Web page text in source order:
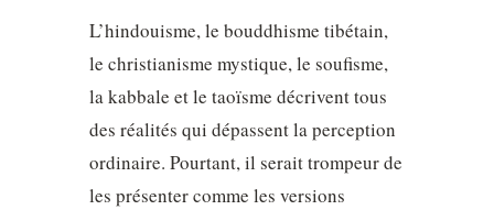
L’hindouisme, le bouddhisme tibétain,
le christianisme mystique, le soufisme,
la kabbale et le taoïsme décrivent tous
des réalités qui dépassent la perception
ordinaire. Pourtant, il serait trompeur de
les présenter comme les versions